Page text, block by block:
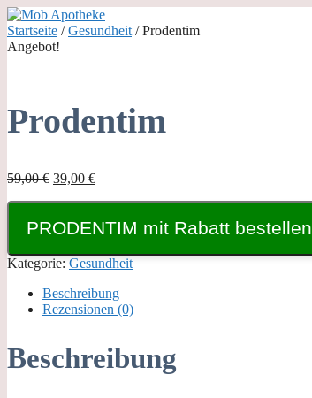
Zum
Inhalt
springen
Startseite /Gesundheit / Prodentim
Angebot!
Prodentim
59,00€ Ursprünglicher
59,00 €
39,00 €Aktueller
39,00 €.
PRODENTIM mit Rabatt bestellen
Kategorie: Gesundheit
Beschreibung
Rezensionen (0)
Beschreibung